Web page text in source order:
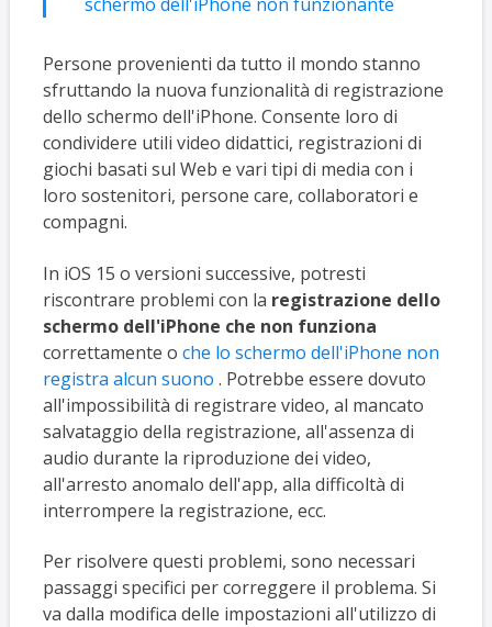
Persone provenienti da tutto il mondo stanno
sfruttando la nuova funzionalità di registrazione
dello schermo dell'iPhone. Consente loro di
condividere utili video didattici, registrazioni di
giochi basati sul Web e vari tipi di media con i
loro sostenitori, persone care, collaboratori e
compagni.
In iOS 15 o versioni successive, potresti
riscontrare problemi con la registrazione dello
schermo dell'iPhone che non funziona
correttamente o che lo schermo dell'iPhone non
registra alcun suono . Potrebbe essere dovuto
all'impossibilità di registrare video, al mancato
salvataggio della registrazione, all'assenza di
audio durante la riproduzione dei video,
all'arresto anomalo dell'app, alla difficoltà di
interrompere la registrazione, ecc.
Per risolvere questi problemi, sono necessari
passaggi specifici per correggere il problema. Si
va dalla modifica delle impostazioni all'utilizzo di